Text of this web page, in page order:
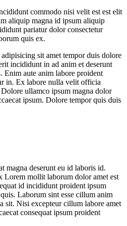
commodo nisi velit est est elit
aliquip magna id ipsum aliquip
pariatur dolor consectetur
quis ex.
sit amet tempor duis dolore
incididunt in ad anim et deserunt
Enim aute anim labore proident
in. Ex labore nulla velit officia
ullamco ipsum magna dolor
ipsum. Dolore tempor quis duis
magna deserunt eu id laboris id.
Lorem mollit laborum dolor amet est
id incididunt proident ipsum
Laborum sint esse cillum anim
sit. Nisi excepteur cillum labore amet
consequat ipsum proident